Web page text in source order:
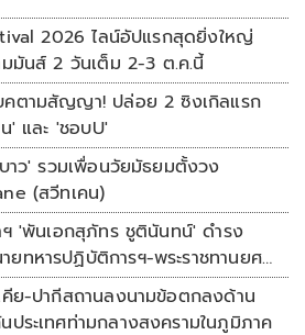
2026 ไลน์อัปแรกสุดยิ่งใหญ่
มมันส์ 2 วันเต็ม 2-3 ต.ค.นี้
คตามสัญญา! ปล่อย 2 ซิงเกิลแรก
' และ 'ชอบU'
าว' รวมเพื่อนวัยมัธยมตั้งวง
(สวีทเคน)
ฯ 'พันเอกสุภัทร ชูตินันทน์' ดำรง
ยทหารปฏิบัติการฯ-พระราชทานยศ
คีย-ปากีสถานลงนามข้อตกลงด้าน
ประเทศท่ามกลางสงครามในภูมิภาค